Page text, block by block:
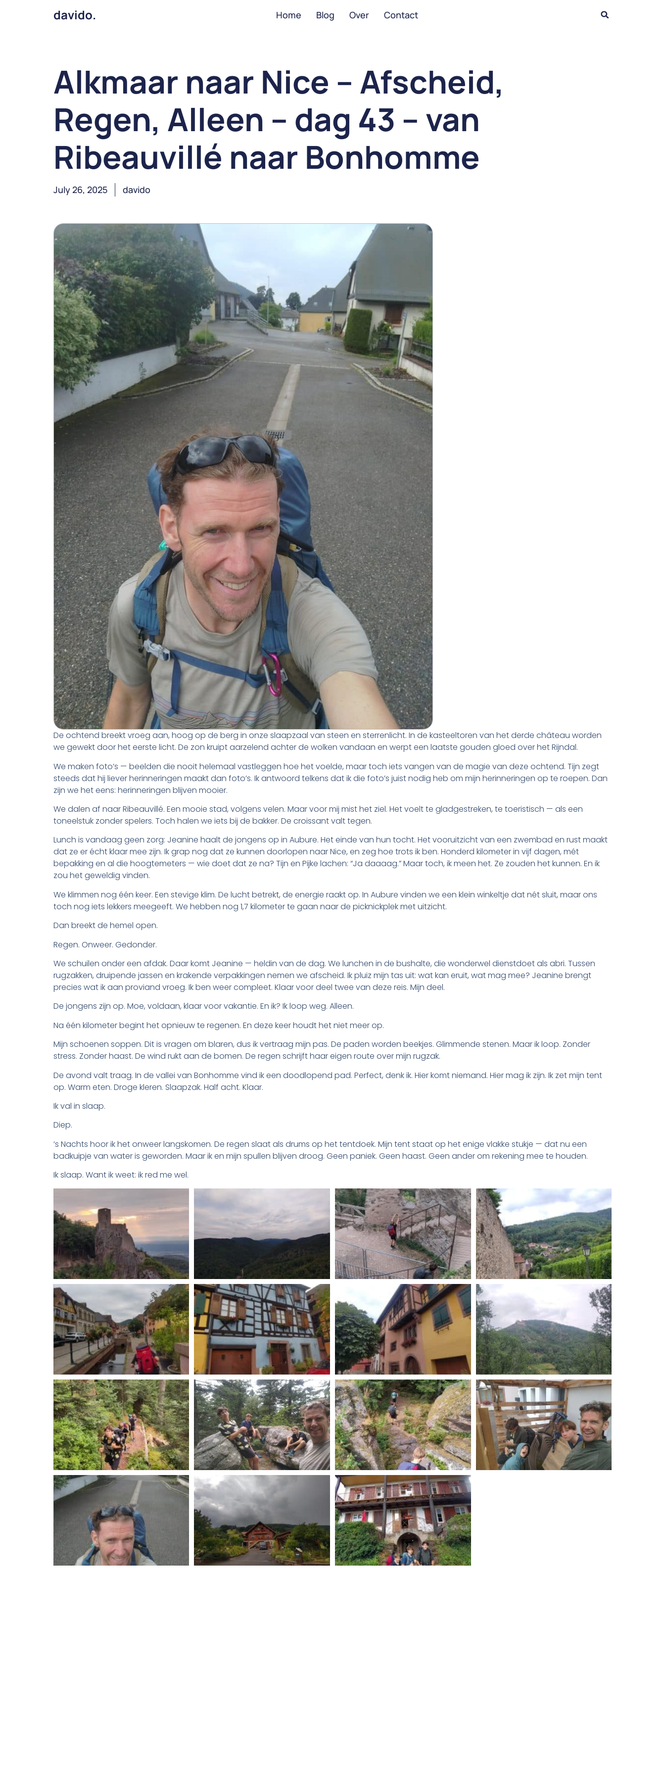
davido. Home Blog Over Contact
Alkmaar naar Nice – Afscheid,
Regen, Alleen – dag 43 – van
Ribeauvillé naar Bonhomme
July 26, 2025 davido
De ochtend breekt vroeg aan, hoog op de berg in onze slaapzaal van steen en sterrenlicht. In de kasteeltoren van het derde château worden
we gewekt door het eerste licht. De zon kruipt aarzelend achter de wolken vandaan en werpt een laatste gouden gloed over het Rijndal.
We maken foto’s — beelden die nooit helemaal vastleggen hoe het voelde, maar toch iets vangen van de magie van deze ochtend. Tijn zegt
steeds dat hij liever herinneringen maakt dan foto’s. Ik antwoord telkens dat ik die foto’s juist nodig heb om mijn herinneringen op te roepen. Dan
zijn we het eens: herinneringen blijven mooier.
We dalen af naar Ribeauvillé. Een mooie stad, volgens velen. Maar voor mij mist het ziel. Het voelt te gladgestreken, te toeristisch — als een
toneelstuk zonder spelers. Toch halen we iets bij de bakker. De croissant valt tegen.
Lunch is vandaag geen zorg: Jeanine haalt de jongens op in Aubure. Het einde van hun tocht. Het vooruitzicht van een zwembad en rust maakt
dat ze er écht klaar mee zijn. Ik grap nog dat ze kunnen doorlopen naar Nice, en zeg hoe trots ik ben. Honderd kilometer in vijf dagen, mét
bepakking en al die hoogtemeters — wie doet dat ze na? Tijn en Pijke lachen: “Ja daaaag.” Maar toch, ik meen het. Ze zouden het kunnen. En ik
zou het geweldig vinden.
We klimmen nog één keer. Een stevige klim. De lucht betrekt, de energie raakt op. In Aubure vinden we een klein winkeltje dat nét sluit, maar ons
toch nog iets lekkers meegeeft. We hebben nog 1,7 kilometer te gaan naar de picknickplek met uitzicht.
Dan breekt de hemel open.
Regen. Onweer. Gedonder.
We schuilen onder een afdak. Daar komt Jeanine — heldin van de dag. We lunchen in de bushalte, die wonderwel dienstdoet als abri. Tussen
rugzakken, druipende jassen en krakende verpakkingen nemen we afscheid. Ik pluiz mijn tas uit: wat kan eruit, wat mag mee? Jeanine brengt
precies wat ik aan proviand vroeg. Ik ben weer compleet. Klaar voor deel twee van deze reis. Mijn deel.
De jongens zijn op. Moe, voldaan, klaar voor vakantie. En ik? Ik loop weg. Alleen.
Na één kilometer begint het opnieuw te regenen. En deze keer houdt het niet meer op.
Mijn schoenen soppen. Dit is vragen om blaren, dus ik vertraag mijn pas. De paden worden beekjes. Glimmende stenen. Maar ik loop. Zonder
stress. Zonder haast. De wind rukt aan de bomen. De regen schrijft haar eigen route over mijn rugzak.
De avond valt traag. In de vallei van Bonhomme vind ik een doodlopend pad. Perfect, denk ik. Hier komt niemand. Hier mag ik zijn. Ik zet mijn tent
op. Warm eten. Droge kleren. Slaapzak. Half acht. Klaar.
Ik val in slaap.
Diep.
’s Nachts hoor ik het onweer langskomen. De regen slaat als drums op het tentdoek. Mijn tent staat op het enige vlakke stukje — dat nu een
badkuipje van water is geworden. Maar ik en mijn spullen blijven droog. Geen paniek. Geen haast. Geen ander om rekening mee te houden.
Ik slaap. Want ik weet: ik red me wel.